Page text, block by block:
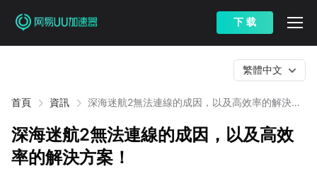
下 载
首頁 資訊
深海迷航2無法連線的成因，以及高效率的解決方
繁體中文
深海迷航2無法連線的成因，以及高效
率的解決方案！